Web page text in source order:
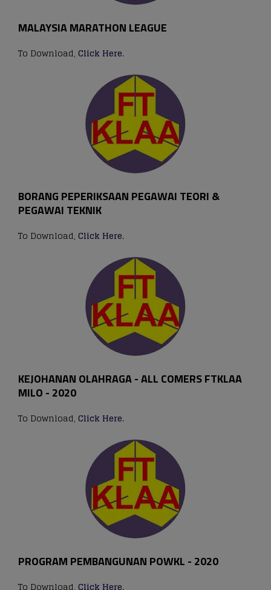
MALAYSIA MARATHON LEAGUE
To Download, Click Here.
BORANG PEPERIKSAAN PEGAWAI TEORI &
PEGAWAI TEKNIK
To Download, Click Here.
KEJOHANAN OLAHRAGA - ALL COMERS FTKLAA
MILO - 2020
To Download, Click Here.
PROGRAM PEMBANGUNAN POWKL - 2020
To Download, Click Here.